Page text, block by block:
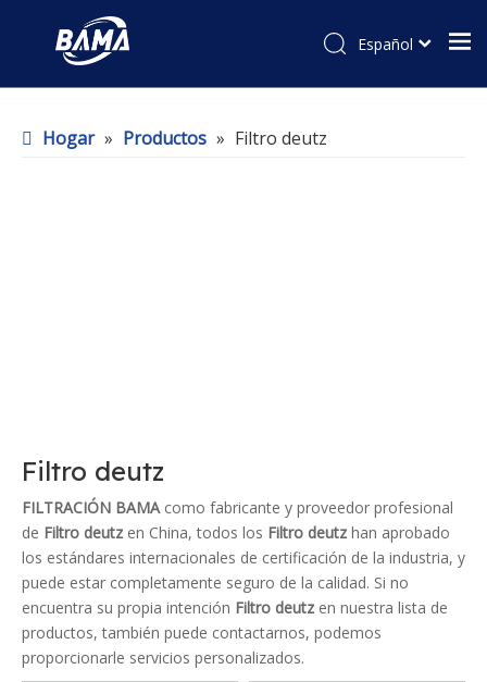
Español
Hogar » Productos » Filtro deutz
Filtro deutz
FILTRACIÓN BAMAcomo fabricante y proveedor profesional
de Filtro deutzen China, todos los Filtro deutzhan aprobado
los estándares internacionales de certificación de la industria, y
puede estar completamente seguro de la calidad. Si no
encuentra su propia intención Filtro deutzen nuestra lista de
productos, también puede contactarnos, podemos
proporcionarle servicios personalizados.